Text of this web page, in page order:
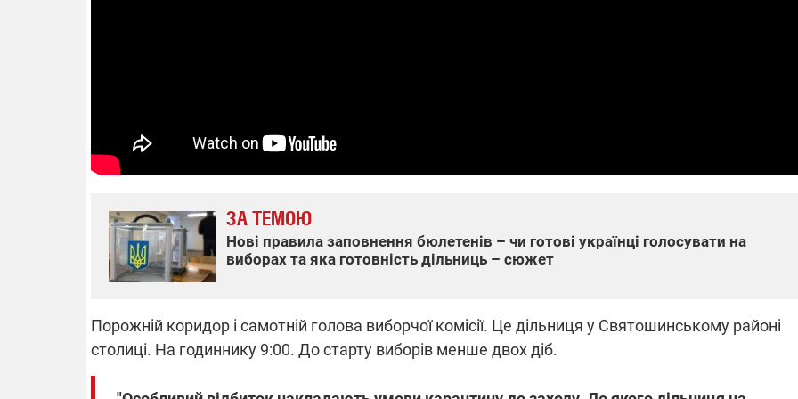
ЗА ТЕМОЮ
Нові правила заповнення бюлетенів – чи готові українці голосувати на
виборах та яка готовність дільниць – сюжет
Порожній коридор і самотній голова виборчої комісії. Це дільниця у Святошинському районі
столиці. На годиннику 9:00. До старту виборів менше двох діб.
бригад ЗСУ